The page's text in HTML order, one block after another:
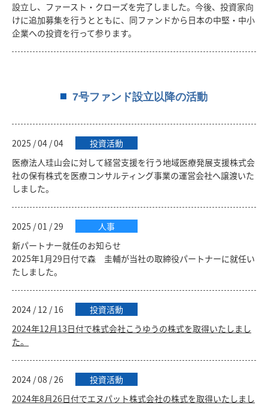
設立し、ファースト・クローズを完了しました。今後、投資家向
けに追加募集を行うとともに、同ファンドから日本の中堅・中小
企業への投資を行って参ります。
7号ファンド設立以降の活動
2025 / 04 / 04
投資活動
医療法人珪山会に対して経営支援を行う地域医療発展支援株式会
社の保有株式を医療コンサルティング事業の運営会社へ譲渡いた
しました。
2025 / 01 / 29
人事
新パートナー就任のお知らせ
2025年1月29日付で森 圭輔が当社の取締役パートナーに就任い
たしました。
2024 / 12 / 16
投資活動
2024年12月13日付で株式会社こうゆうの株式を取得いたしまし
た。
2024 / 08 / 26
投資活動
2024年8月26日付でエヌパット株式会社の株式を取得いたしまし